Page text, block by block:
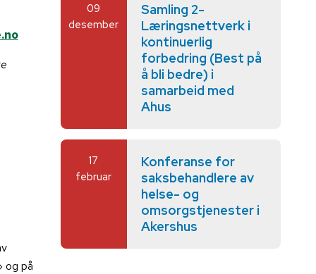
og på
09
desember
Samling 2-
Læringsnettverk i
kontinuerlig
forbedring (Best på
å bli bedre) i
samarbeid med
Ahus
17
februar
Konferanse for
saksbehandlere av
helse- og
omsorgstjenester i
Akershus